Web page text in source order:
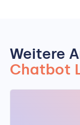
Weitere
Chatbot